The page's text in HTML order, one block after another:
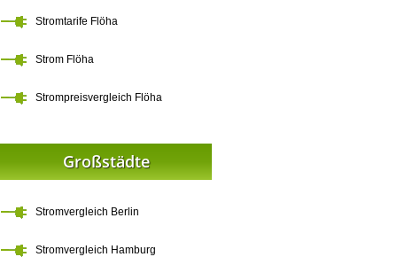
Stromtarife Flöha
Strom Flöha
Strompreisvergleich Flöha
Großstädte
Stromvergleich Berlin
Stromvergleich Hamburg